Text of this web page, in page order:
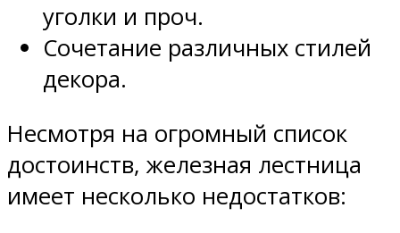
уголки и проч.
Сочетание различных стилей
декора.
Несмотря на огромный список
достоинств, железная лестница
имеет несколько недостатков: